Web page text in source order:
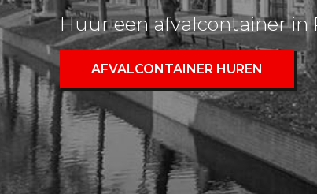
Huur een afvalcontainer in
AFVALCONTAINER HUREN